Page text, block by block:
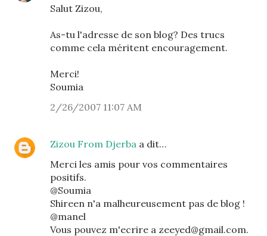
Salut Zizou,
As-tu l'adresse de son blog? Des trucs
comme cela méritent encouragement.
Merci!
Soumia
2/26/2007 11:07 AM
Zizou From Djerba a dit…
Merci les amis pour vos commentaires
positifs.
@Soumia
Shireen n'a malheureusement pas de blog !
@manel
Vous pouvez m'ecrire a zeeyed@gmail.com.